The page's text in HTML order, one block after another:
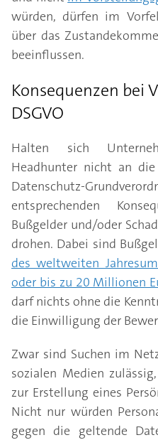
würden, dürfen im
über das
beeinflussen.
Konsequenzen bei
DSGVO
Halten sich
Headhunter nicht an
Datenschutz-
entsprechenden
Bußgelder und/oder
drohen. Dabei sind
des weltweiten
oder bis zu 20 Millionen
darf nichts ohne die
die Einwilligung der
Zwar sind Suchen im
sozialen Medien
zur Erstellung eines
Nicht nur würden
gegen die geltende